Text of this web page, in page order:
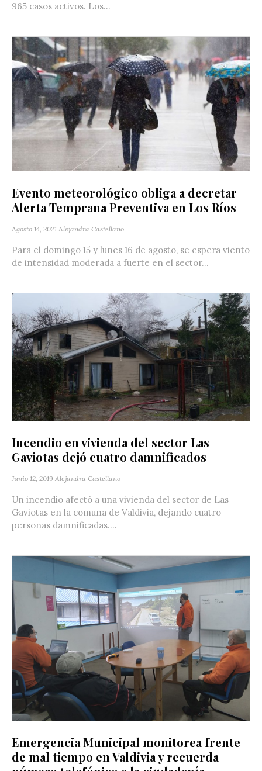
965 casos activos. Los...
Evento meteorológico obliga a decretar
Alerta Temprana Preventiva en Los Ríos
Agosto 14, 2021 Alejandra Castellano
Para el domingo 15 y lunes 16 de agosto, se espera viento
de intensidad moderada a fuerte en el sector...
Incendio en vivienda del sector Las
Gaviotas dejó cuatro damnificados
Junio 12, 2019 Alejandra Castellano
Un incendio afectó a una vivienda del sector de Las
Gaviotas en la comuna de Valdivia, dejando cuatro
personas damnificadas....
Emergencia Municipal monitorea frente
de mal tiempo en Valdivia y recuerda